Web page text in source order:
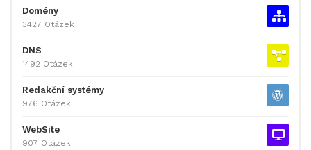
Domény
3427 Otázek
DNS
1492 Otázek
Redakční systémy
976 Otázek
WebSite
907 Otázek